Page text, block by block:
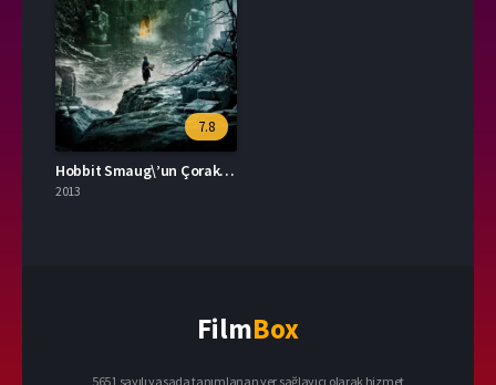
7.8
Hobbit Smaug\’un Çorak Toprakları 2013 – The Hobbit: The Desolation of Smaug 1080p Turkce Dublaj izle
2013
FilmBox
5651 sayılı yasada tanımlanan yer sağlayıcı olarak hizmet